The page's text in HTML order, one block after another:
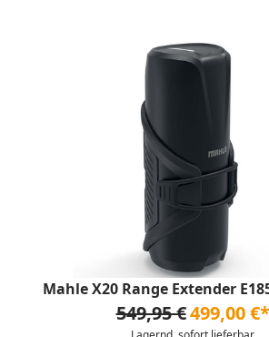
Mahle X20 Range Extender
549,95 €499,00 €*